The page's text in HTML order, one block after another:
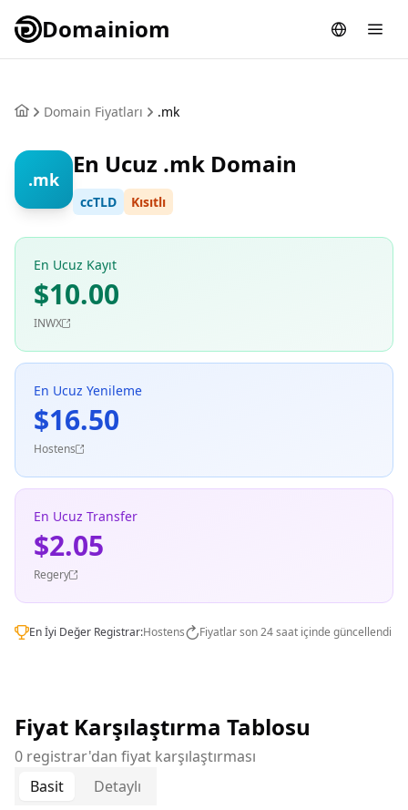
Domainiom
Domain Fiyatları .mk
.mk
En Ucuz .mk Domain
ccTLD Kısıtlı
En Ucuz Kayıt
$10.00
INWX
En Ucuz Yenileme
$16.50
Hostens
En Ucuz Transfer
$2.05
Regery
En İyi Değer Registrar:Hostens Fiyatlar son 24 saat içinde güncellendi
Fiyat Karşılaştırma Tablosu
0 registrar'dan fiyat karşılaştırması
Basit
Detaylı